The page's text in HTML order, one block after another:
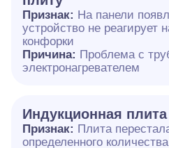
Признак: На панели
устройство не реагирует
конфорки
Причина: Проблема с
электронагревателем
Индукционная
Признак: Плита
определенного